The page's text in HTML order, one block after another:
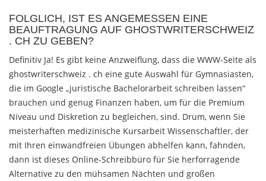
FOLGLICH, IST ES ANGEMESSEN EINE
BEAUFTRAGUNG AUF GHOSTWRITERSCHWEIZ
. CH ZU GEBEN?
Definitiv Ja! Es gibt keine Anzweiflung, dass die WWW-Seite als
ghostwriterschweiz . ch eine gute Auswahl für Gymnasiasten,
die im Google „juristische Bachelorarbeit schreiben lassen“
brauchen und genug Finanzen haben, um für die Premium
Niveau und Diskretion zu begleichen, sind. Drum, wenn Sie
meisterhaften medizinische Kursarbeit Wissenschaftler, der
mit Ihren einwandfreien Übungen abhelfen kann, fahnden,
dann ist dieses Online-Schreibbüro für Sie herforragende
Alternative zu den mühsamen Nächten und großen